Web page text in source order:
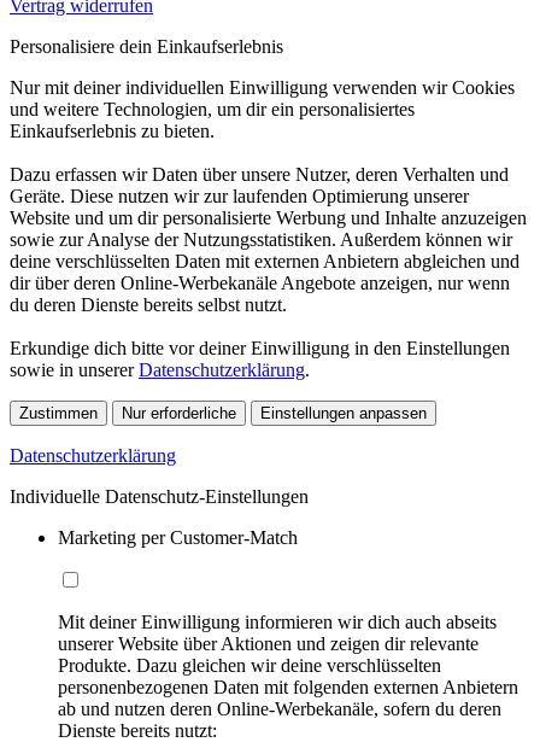
Vertrag widerrufen
Personalisiere dein Einkaufserlebnis
Nur mit deiner individuellen Einwilligung verwenden wir Cookies
und weitere Technologien, um dir ein personalisiertes
Einkaufserlebnis zu bieten.
Dazu erfassen wir Daten über unsere Nutzer, deren Verhalten und
Geräte. Diese nutzen wir zur laufenden Optimierung unserer
Website und um dir personalisierte Werbung und Inhalte anzuzeigen
sowie zur Analyse der Nutzungsstatistiken. Außerdem können wir
deine verschlüsselten Daten mit externen Anbietern abgleichen und
dir über deren Online-Werbekanäle Angebote anzeigen, nur wenn
du deren Dienste bereits selbst nutzt.
Erkundige dich bitte vor deiner Einwilligung in den Einstellungen
sowie in unsererDatenschutzerklärung.
Zustimmen Nur erforderliche Einstellungen anpassen
Datenschutzerklärung
Individuelle Datenschutz-Einstellungen
Marketing per Customer-Match
Mit deiner Einwilligung informieren wir dich auch abseits
unserer Website über Aktionen und zeigen dir relevante
Produkte. Dazu gleichen wir deine verschlüsselten
personenbezogenen Daten mit folgenden externen Anbietern
ab und nutzen deren Online-Werbekanäle, sofern du deren
Dienste bereits nutzt: